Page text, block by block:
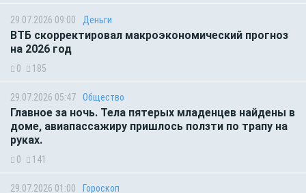
29.07.2026 09:00 Деньги
ВТБ скорректировал макроэкономический прогноз
на 2026 год
0 185
29.07.2026 05:47 Общество
Главное за ночь. Тела пятерых младенцев найдены в
доме, авиапассажиру пришлось ползти по трапу на
руках.
0 141
29.07.2026 01:00 Гороскоп